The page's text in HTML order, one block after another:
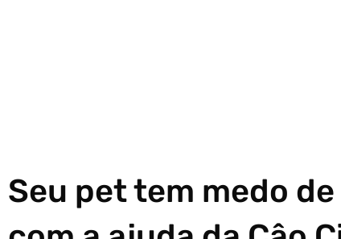
Seu pet tem medo